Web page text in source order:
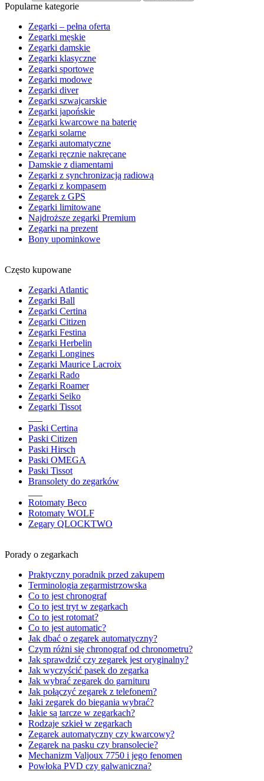
Popularne kategorie
Zegarki – pełna oferta
Zegarki męskie
Zegarki damskie
Zegarki klasyczne
Zegarki sportowe
Zegarki modowe
Zegarki diver
Zegarki szwajcarskie
Zegarki japońskie
Zegarki kwarcowe na baterię
Zegarki solarne
Zegarki automatyczne
Zegarki ręcznie nakręcane
Damskie z diamentami
Zegarki z synchronizacją radiową
Zegarki z kompasem
Zegarek z GPS
Zegarki limitowane
Najdroższe zegarki Premium
Zegarki na prezent
Bony upominkowe
Często kupowane
Zegarki Atlantic
Zegarki Ball
Zegarki Certina
Zegarki Citizen
Zegarki Festina
Zegarki Herbelin
Zegarki Longines
Zegarki Maurice Lacroix
Zegarki Rado
Zegarki Roamer
Zegarki Seiko
Zegarki Tissot
Paski Certina
Paski Citizen
Paski Hirsch
Paski OMEGA
Paski Tissot
Bransolety do zegarków
Rotomaty Beco
Rotomaty WOLF
Zegary QLOCKTWO
Porady o zegarkach
Praktyczny poradnik przed zakupem
Terminologia zegarmistrzowska
Co to jest chronograf
Co to jest tryt w zegarkach
Co to jest rotomat?
Co to jest automatic?
Jak dbać o zegarek automatyczny?
Czym różni się chronograf od chronometru?
Jak sprawdzić czy zegarek jest oryginalny?
Jak wyczyścić pasek do zegarka
Jak wybrać zegarek do garnituru
Jak połączyć zegarek z telefonem?
Jaki zegarek do biegania wybrać?
Jakie są tarcze w zegarkach?
Rodzaje szkieł w zegarkach
Zegarek automatyczny czy kwarcowy?
Zegarek na pasku czy bransolecie?
Mechanizm Valjoux 7750 i jego fenomen
Powłoka PVD czy galwaniczna?